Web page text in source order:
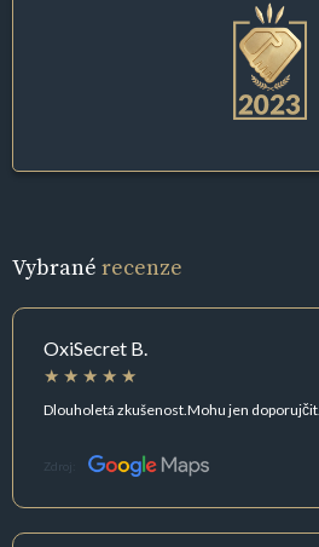
Vybrané recenze
OxiSecret B.
Dlouholetá zkušenost.Mohu jen
Zdroj: